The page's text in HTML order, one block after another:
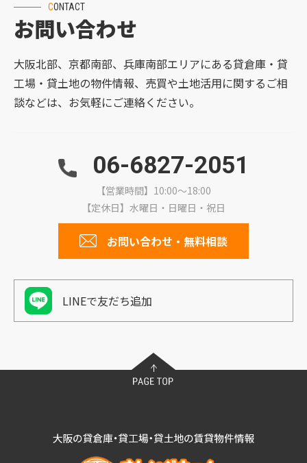
CONTACT
お問い合わせ
大阪北部、京都南部、兵庫南部エリアにある貸倉庫・貸
工場・貸土地の物件情報、売買や土地活用に関するご相
談などは、お気軽にご連絡ください。
06-6827-2051
【営業時間】10:00～18:00
【定休日】水曜日・日曜日・祝日
お問い合わせ・無料相談
LINEで友だち追加